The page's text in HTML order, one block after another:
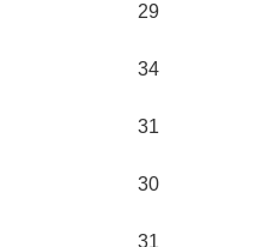
29
34
31
30
31